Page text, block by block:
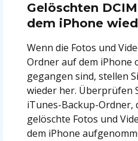
Gelöschten
dem iPhone
Wenn die Fotos und
Ordner auf dem iPhone
gegangen sind, stellen
wieder her. Überprüfen
iTunes-Backup-Ordner,
gelöschte Fotos und
dem iPhone